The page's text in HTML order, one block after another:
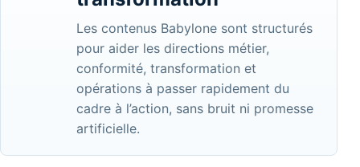
Les contenus Babylone sont structurés
pour aider les directions métier,
conformité, transformation et
opérations à passer rapidement du
cadre à l’action, sans bruit ni promesse
artificielle.